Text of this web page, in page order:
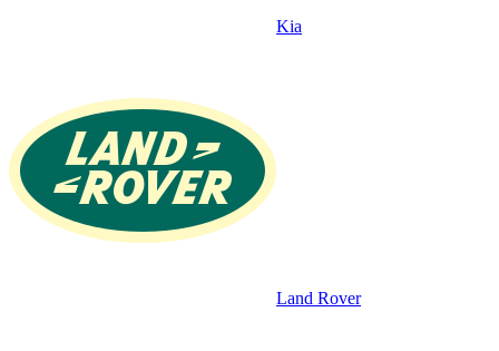
Kia
Land Rover